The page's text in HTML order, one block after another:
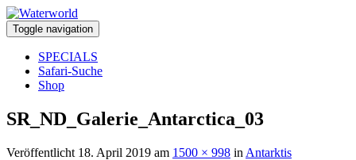
Toggle navigation
SPECIALS
Safari-Suche
Shop
SR_ND_Galerie_Antarctica_03
Veröffentlicht 18. April 2019 am 1500 × 998 in Antarktis